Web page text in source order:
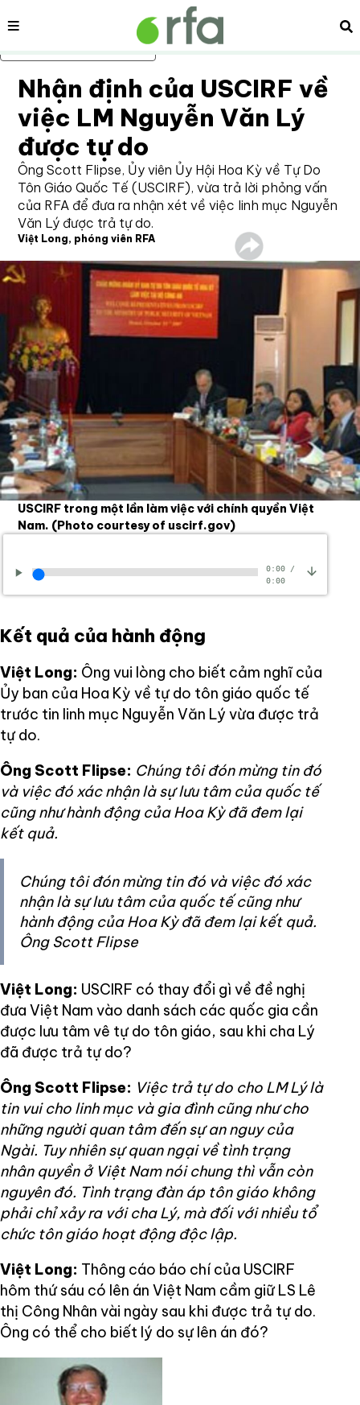
Bỏ qua nội dung chính
Nội dung
Nhận định của USCIRF về
việc LM Nguyễn Văn Lý
được tự do
Ông Scott Flipse, Ủy viên Ủy Hội Hoa Kỳ về Tự Do
Tôn Giáo Quốc Tế (USCIRF), vừa trả lời phỏng vấn
của RFA để đưa ra nhận xét về việc linh mục Nguyễn
Văn Lý được trả tự do.
Việt Long, phóng viên RFA
USCIRF trong một lần làm việc với chính quyền Việt
Nam. (Photo courtesy of uscirf.gov)
0:00/
0:00
Kết quả của hành động
Việt Long: Ông vui lòng cho biết cảm nghĩ của
Ủy ban của Hoa Kỳ về tự do tôn giáo quốc tế
trước tin linh mục Nguyễn Văn Lý vừa được trả
tự do.
Ông Scott Flipse: Chúng tôi đón mừng tin đó
và việc đó xác nhận là sự lưu tâm của quốc tế
cũng như hành động của Hoa Kỳ đã đem lại
kết quả.
Chúng tôi đón mừng tin đó và việc đó xác
nhận là sự lưu tâm của quốc tế cũng như
hành động của Hoa Kỳ đã đem lại kết quả.
Ông Scott Flipse
Việt Long: USCIRF có thay đổi gì về đề nghị
đưa Việt Nam vào danh sách các quốc gia cần
được lưu tâm vê tự do tôn giáo, sau khi cha Lý
đã được trả tự do?
Ông Scott Flipse: Việc trả tự do cho LM Lý là
tin vui cho linh mục và gia đình cũng như cho
những người quan tâm đến sự an nguy của
Ngài. Tuy nhiên sự quan ngại về tình trạng
nhân quyền ở Việt Nam nói chung thì vẫn còn
nguyên đó. Tình trạng đàn áp tôn giáo không
phải chỉ xảy ra với cha Lý, mà đối với nhiều tổ
chức tôn giáo hoạt động độc lập.
Việt Long: Thông cáo báo chí của USCIRF
hôm thứ sáu có lên án Việt Nam cầm giữ LS Lê
thị Công Nhân vài ngày sau khi được trả tự do.
Ông có thể cho biết lý do sự lên án đó?